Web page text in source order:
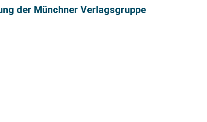
der Münchner Verlagsgruppe